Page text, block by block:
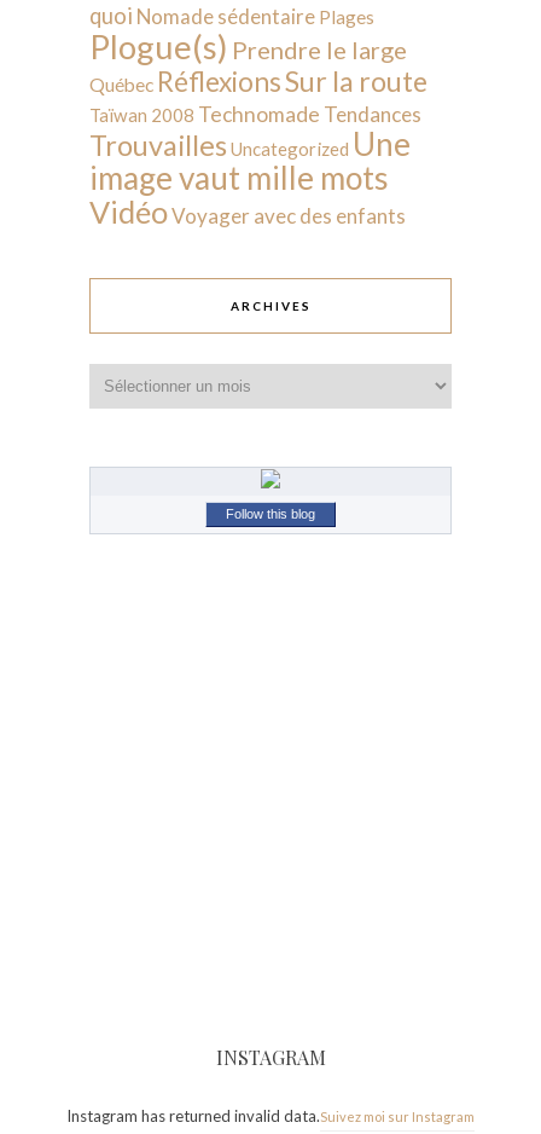
quoi Nomade sédentaire Plages
Plogue(s) Prendre le large
Québec RéflexionsSur la route
Taïwan 2008 Technomade Tendances
Trouvailles Uncategorized Une
image vaut mille mots
VidéoVoyager avec des enfants
ARCHIVES
Follow this blog
INSTAGRAM
Instagram has returned invalid data.Suivez moi sur Instagram